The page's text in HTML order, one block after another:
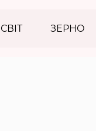
СВІТ ЗЕРНО